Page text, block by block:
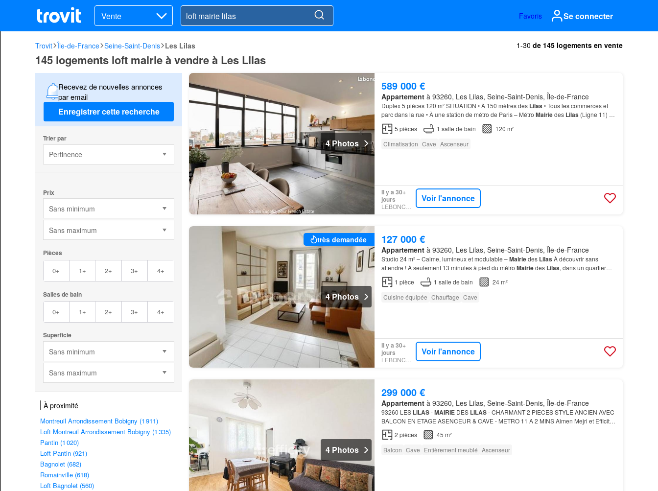
Vente Favoris Se connecter
Trovit Île-de-France Seine-Saint-Denis Les Lilas 1-30 de 145 logements en vente
145 logements loft mairie à vendre à Les Lilas
Recevez de nouvelles annonces
par email
Enregistrer cette recherche
Trier par
Pertinence
Prix
Sans minimum
Sans maximum
Pièces
0+ 1+ 2+ 3+ 4+
Salles de bain
0+ 1+ 2+ 3+ 4+
Superficie
Sans minimum
Sans maximum
À proximité
Montreuil Arrondissement Bobigny (1 911)
Loft Montreuil Arrondissement Bobigny (1 335)
Pantin (1 020)
Loft Pantin (921)
Bagnolet (682)
Romainville (618)
Loft Bagnolet (560)
4 Photos
589 000 €
Appartementà 93260, Les Lilas, Seine-Saint-Denis, Île-de-France
Duplex 5 pièces 120 m² SITUATION • À 150 mètres des Lilas • Tous les commerces et
parc dans la rue • À une station de métro de Paris – Métro Mairiedes Lilas (Ligne 11) à
10 minutes à pied LES PLUS • 3ème et dernier étage ave…
5 pièces 1 salle de bain
120 m²
Climatisation Cave Ascenseur
Il y a 30+
jours
LEBONCOIN
Voir l'annonce
très demandée
4 Photos
127 000 €
Appartementà 93260, Les Lilas, Seine-Saint-Denis, Île-de-France
Studio 24 m² – Calme, lumineux et modulable –Mairiedes Lilas À découvrir sans
attendre ! À seulement 13 minutes à pied du métro Mairiedes Lilas, dans un quartier
vivant, agréable et très bien desservi.…
1 pièce 1 salle de bain
24 m²
Cuisine équipée Chauffage Cave
Il y a 30+
jours
LEBONCOIN
Voir l'annonce
4 Photos
299 000 €
Appartementà 93260, Les Lilas, Seine-Saint-Denis, Île-de-France
93260 LES LILAS-MAIRIEDES LILAS- CHARMANT 2 PIECES STYLE ANCIEN AVEC
BALCON EN ETAGE ASENCEUR & CAVE - METRO 11 A 2 MINS Aimen Mejri et Efficity,
l'agence votre bien en ligne, vous proposent cette nouveauté idéale pour un…
2 pièces
45 m²
Balcon Cave Entièrement meublé Ascenseur